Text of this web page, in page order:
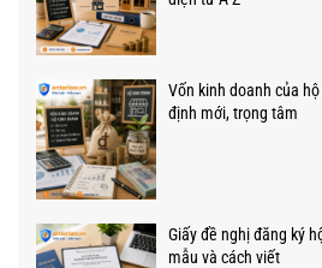
Vốn kinh doanh của
định mới, trọng tâm
Giấy đề nghị đăng ký
mẫu và cách viết